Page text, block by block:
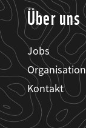
Über uns
Jobs
Organisation
Kontakt